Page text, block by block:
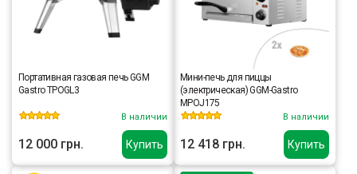
Купить
Портативная газовая печь GGM
Gastro TPOGL3
В наличии
12 000 грн. Купить
Мини-печь для пиццы
(электрическая) GGM-Gastro
MPOJ175
В наличии
12 418 грн.